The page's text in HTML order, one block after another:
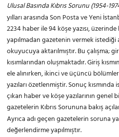
Ulusal Basında Kıbrıs Sorunu (1954-
yılları arasında Son Posta ve Yeni
2234 haber ile 94 köşe yazısı,
yapılmadan gazetenin vermek istediği
okuyucuya aktarılmıştır. Bu çalışma;
kısımlarından oluşmaktadır. Giriş
ele alınırken, ikinci ve üçüncü
yazıları özetlenmiştir. Sonuç kısmında
çıkan haber ve köşe yazılarının
gazetelerin Kıbrıs Sorununa bakış
Ayrıca adı geçen gazetelerin soruna
değerlendirme yapılmıştır.